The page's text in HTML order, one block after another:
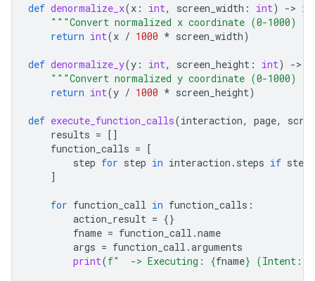
def denormalize_x(x : int, screen_width : int) ->
"""Convert normalized x coordinate (0-1000)
return int(x / 1000 * screen_width)
def denormalize_y(y : int, screen_height : int) ->
"""Convert normalized y coordinate (0-1000)
return int(y / 1000 * screen_height)
def execute_function_calls(interaction, page,
results = []
function_calls = [
step for step in interaction . steps if step
]
for function_call in function_calls :
action_result = {}
fname = function_call .name
args = function_call .arguments
print(f"  -> Executing: {fname} (Intent: